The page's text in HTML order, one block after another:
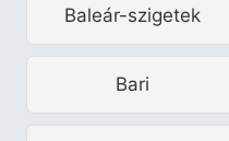
Baleár-szigetek
Bari